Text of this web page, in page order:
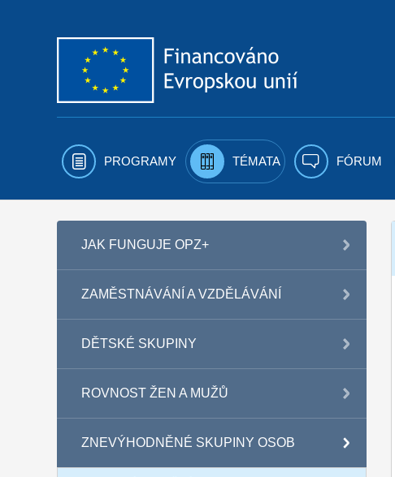
PROGRAMY TÉMATA FÓRUM
JAK FUNGUJE OPZ+
ZAMĚSTNÁVÁNÍ A VZDĚLÁVÁNÍ
DĚTSKÉ SKUPINY
ROVNOST ŽEN A MUŽŮ
ZNEVÝHODNĚNÉ SKUPINY OSOB